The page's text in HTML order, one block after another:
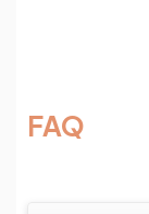
FAQ